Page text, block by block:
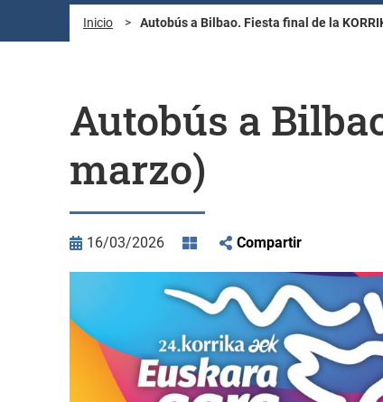
Inicio > Autobús a Bilbao. Fiesta final de la
Autobús a
marzo)
16/03/2026 Compartir